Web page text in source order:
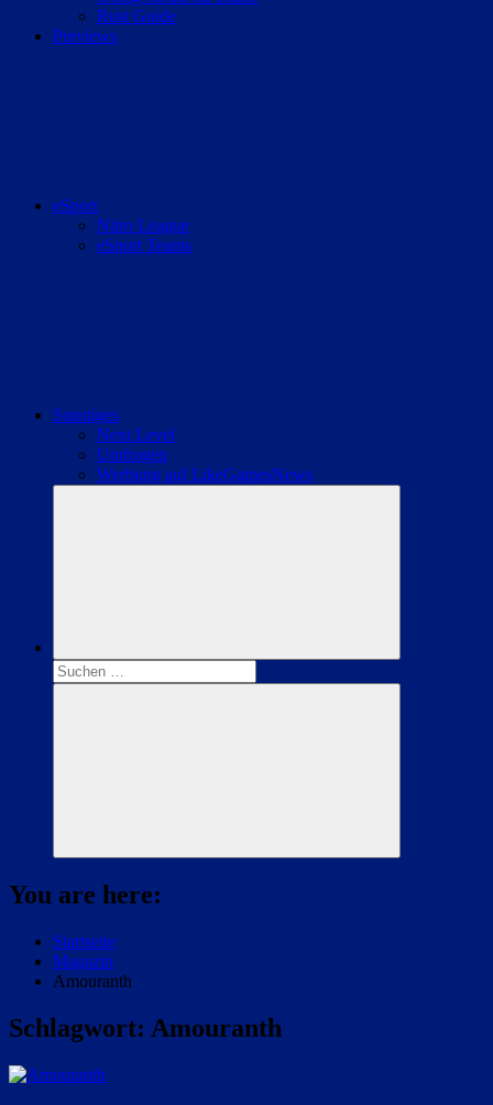
Rust Guide
Previews
eSport
Nitro League
eSport Teams
Sonstiges
Next Level
Umfragen
Werbung auf LikeGamesNews
Suchen
nach:
Suchen
You are here:
Startseite
Magazin
Amouranth
Schlagwort: Amouranth